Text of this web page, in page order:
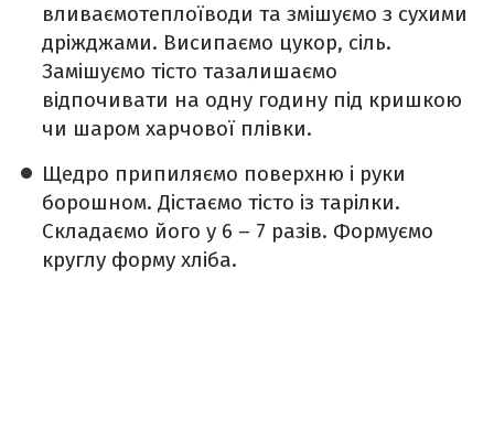
вливаємотеплоїводи та змішуємо з сухими
дріжджами. Висипаємо цукор, сіль.
Замішуємо тісто тазалишаємо
відпочивати на одну годину під кришкою
чи шаром харчової плівки.
Щедро припиляємо поверхню і руки
борошном. Дістаємо тісто із тарілки.
Складаємо його у 6 – 7 разів. Формуємо
круглу форму хліба.